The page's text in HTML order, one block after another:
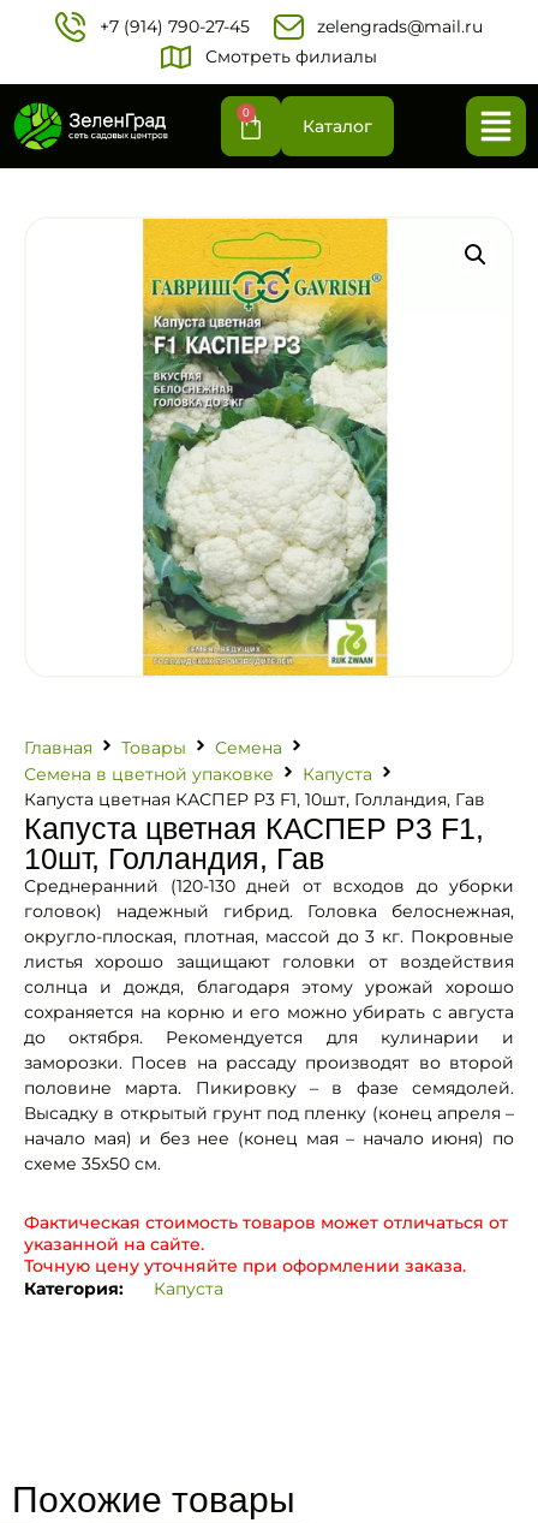
+7 (914) 790-27-45‬
zelengrads@mail.ru
Смотреть филиалы
0
Каталог
Главная Товары
Семена
Семена в цветной упаковке
Капуста
Капуста цветная КАСПЕР Р3 F1, 10шт, Голландия, Гав
Капуста цветная КАСПЕР Р3 F1,
10шт, Голландия, Гав
Среднеранний (120-130 дней от всходов до уборки
головок) надежный гибрид. Головка белоснежная,
округло-плоская, плотная, массой до 3 кг. Покровные
листья хорошо защищают головки от воздействия
солнца и дождя, благодаря этому урожай хорошо
сохраняется на корню и его можно убирать с августа
до октября. Рекомендуется для кулинарии и
заморозки. Посев на рассаду производят во второй
половине марта. Пикировку – в фазе семядолей.
Высадку в открытый грунт под пленку (конец апреля –
начало мая) и без нее (конец мая – начало июня) по
схеме 35х50 см.
Фактическая стоимость товаров может отличаться от
указанной на сайте.
Точную цену уточняйте при оформлении заказа.
Категория:
Капуста
Похожие товары